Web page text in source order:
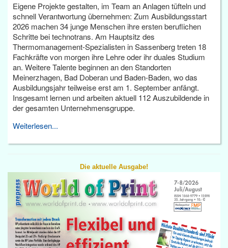
Eigene Projekte gestalten, im Team an Anlagen tüfteln und
schnell Verantwortung übernehmen: Zum Ausbildungsstart
2026 machen 34 junge Menschen ihre ersten beruflichen
Schritte bei technotrans. Am Hauptsitz des
Thermomanagement-Spezialisten in Sassenberg treten 18
Fachkräfte von morgen ihre Lehre oder ihr duales Studium
an. Weitere Talente beginnen an den Standorten
Meinerzhagen, Bad Doberan und Baden-Baden, wo das
Ausbildungsjahr teilweise erst am 1. September anfängt.
Insgesamt lernen und arbeiten aktuell 112 Auszubildende in
der gesamten Unternehmensgruppe.
Weiterlesen...
Die aktuelle Ausgabe!